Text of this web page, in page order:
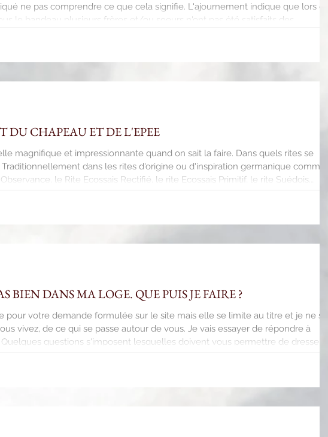
ne pas comprendre ce que cela signifie. L'ajournement indique que lors
le bandeau plusieurs frères et/ou soeurs n'ont pas été satisfaits des
DU CHAPEAU ET DE L'EPEE
magnifique et impressionnante quand on sait la faire. Dans quels rites se
dans les rites d'origine ou d'inspiration germanique comme
le Rite Ecossais Rectifié, le rite Ecossais Primitif, le rite Suédois.
on pratiqué dans ces rites ? Parce que, en fonction de telle ou telle
BIEN DANS MA LOGE. QUE PUIS JE FAIRE ?
pour votre demande formulée sur le site mais elle se limite au titre et je ne
vivez, de ce qui se passe autour de vous. Je vais essayer de répondre à
questions s'imposent lesquelles doivent vous permettre de dresser
vous trouvez-vous dans ce groupe ? L'effectif a-t-il fortement diminué ?